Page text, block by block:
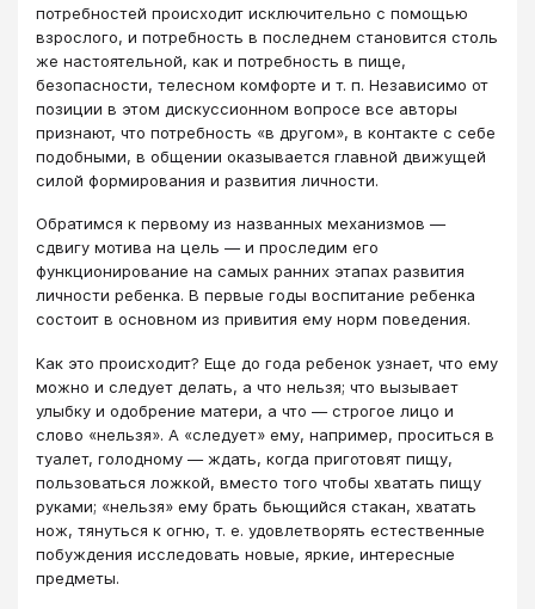
потребностей происходит исключительно с помощью
взрослого, и потребность в последнем становится столь
же настоятельной, как и потребность в пище,
безопасности, телесном комфорте и т. п. Независимо от
позиции в этом дискуссионном вопросе все авторы
признают, что потребность «в другом», в контакте с себе
подобными, в общении оказывается главной движущей
силой формирования и развития личности.
Обратимся к первому из названных механизмов —
сдвигу мотива на цель — и проследим его
функционирование на самых ранних этапах развития
личности ребенка. В первые годы воспитание ребенка
состоит в основном из привития ему норм поведения.
Как это происходит? Еще до года ребенок узнает, что ему
можно и следует делать, а что нельзя; что вызывает
улыбку и одобрение матери, а что — строгое лицо и
слово «нельзя». А «следует» ему, например, проситься в
туалет, голодному — ждать, когда приготовят пищу,
пользоваться ложкой, вместо того чтобы хватать пищу
руками; «нельзя» ему брать бьющийся стакан, хватать
нож, тянуться к огню, т. е. удовлетворять естественные
побуждения исследовать новые, яркие, интересные
предметы.